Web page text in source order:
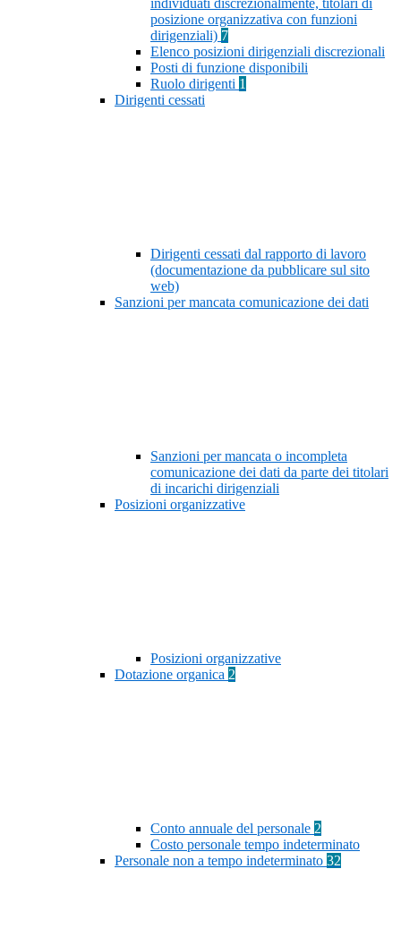
individuati discrezionalmente, titolari di
posizione organizzativa con funzioni
dirigenziali) 7
Elenco posizioni dirigenziali discrezionali
Posti di funzione disponibili
Ruolo dirigenti 1
Dirigenti cessati
Dirigenti cessati dal rapporto di lavoro
(documentazione da pubblicare sul sito
web)
Sanzioni per mancata comunicazione dei dati
Sanzioni per mancata o incompleta
comunicazione dei dati da parte dei titolari
di incarichi dirigenziali
Posizioni organizzative
Posizioni organizzative
Dotazione organica 2
Conto annuale del personale 2
Costo personale tempo indeterminato
Personale non a tempo indeterminato 32